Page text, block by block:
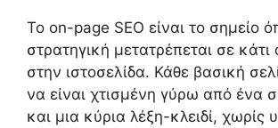
Το on-page SEO είναι το σημείο
στρατηγική μετατρέπεται σε
στην ιστοσελίδα. Κάθε βασική
να είναι χτισμένη γύρω από ένα
και μια κύρια λέξη-κλειδί, χωρίς